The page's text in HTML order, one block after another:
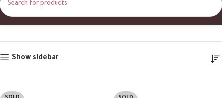
Kundal Home Kundal
Show sidebar